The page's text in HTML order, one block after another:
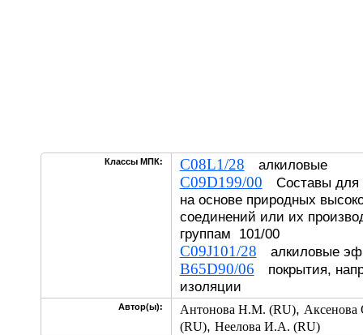
Классы МПК: C08L1/28 алкиловые
C09D199/00 Составы для
на основе природных
соединений или их
группам 101/00
C09J101/28 алкиловые
B65D90/06 покрытия,
изоляции
Автор(ы): Антонова Н.М. (RU),
(RU), Неелова И.А. (RU)